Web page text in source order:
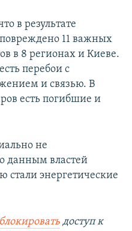
в результате
11 важных
в 8 регионах и Киеве.
перебои с
и связью. В
есть погибшие и
не
данным властей
стали энергетические
доступ к